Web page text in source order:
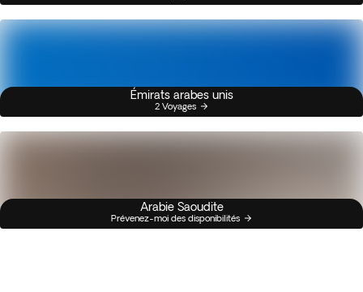
Émirats arabes unis
2 Voyages
Arabie Saoudite
Prévenez-moi des disponibilités